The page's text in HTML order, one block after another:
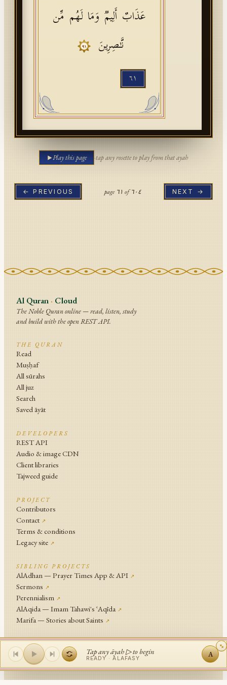
عَذَابٌ أَلِیمࣱ وَمَا لَهُم مِّن
نَّـٰصِرِینَ
٩١
٦١
Play this page ·tap any rosette to play from that ayah
← PREVIOUS page ٦١ of٦٠٤ NEXT →
Al Quran · Cloud
The Noble Quran online — read, listen, study
and build with the open REST API.
THE QURAN
Read
Muṣḥaf
All sūrahs
All juz
Search
Saved āyāt
DEVELOPERS
REST API
Audio & image CDN
Client libraries
Tajweed guide
PROJECT
Contributors
Contact ↗
Terms & conditions
Legacy site ↗
SIBLING PROJECTS
AlAdhan — Prayer Times App & API ↗
Sermons ↗
Perennialism ↗
AlAqida — Imam Tahawi's ʿAqīda ↗
Marifa — Stories about Saints ↗
An Islamic NetworkProject .
© Islamic Network and contributors since 2014
Tap any āyah ▷ to begin
READY ·ALAFASY A